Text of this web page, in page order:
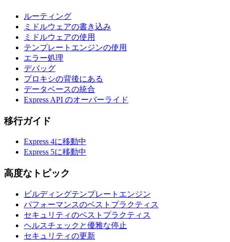
ルーティング
ミドルウェアの書き込み
ミドルウェアの使用
テンプレートエンジンの使用
エラー処理
デバッグ
プロキシの背後にある
データベースの統合
Express API のオーバーライド
移行ガイド
Express 4に移動中
Express 5に移動中
高度なトピック
ビルディングテンプレートエンジン
パフォーマンスのベストプラクティス
セキュリティのベストプラクティス
ヘルスチェックと優雅な停止
セキュリティの更新